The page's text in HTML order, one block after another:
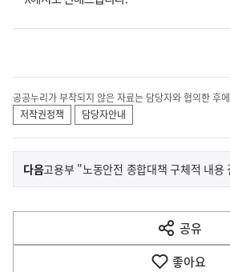
공공누리가 부착되지 않은 자료는 담당자와 협의한 후
저작권정책
담당자안내
이
전
다
음
다음기
사
고용부 "노동안전 종합대책 구체적 내용
공유
열
기
좋아요